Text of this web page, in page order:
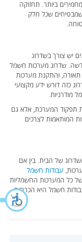
ביותר. תחזוקה
שכל חלק
יש צורך בשדרוג
שדרוג מערכות חשמל
והתקנת מערכות
כזה דורש ידע מקצועי
מודרניות.
תפקוד המערכת, אלא גם
המותאמות לצרכים
של הבית. בין אם
עבודות חשמל
של כל המערכות החשמליות
חשמל היא הכרחית